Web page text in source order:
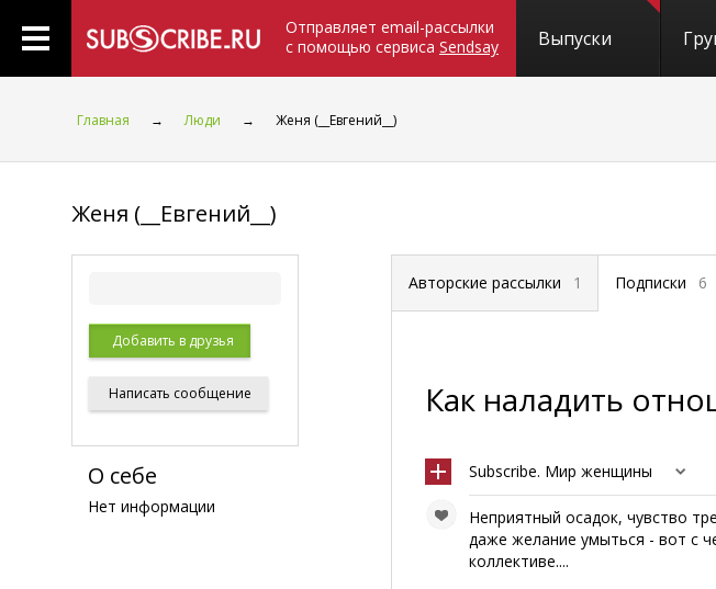
Отправляет email-рассылки
с помощью сервиса Sendsay Выпуски
Главная → Люди → Женя (__Евгений__)
Женя (__Евгений__)
Добавить в друзья
Написать сообщение
О себе
Нет информации
Авторские рассылки 1 Подписки 6
Как наладить
Subscribe. Мир женщины
Неприятный осадок, чувство
даже желание умыться - вот с
коллективе....